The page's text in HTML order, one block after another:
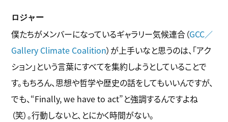
ロジャー
僕たちがメンバーになっているギャラリー気候連合（GCC／
Gallery Climate Coalition）が上手いなと思うのは、「アク
ション」という言葉にすべてを集約しようとしていることで
す。もちろん、思想や哲学や歴史の話をしてもいいんですが、
でも、“Finally, we have to act”と強調するんですよね
（笑）。行動しないと、とにかく時間がない。